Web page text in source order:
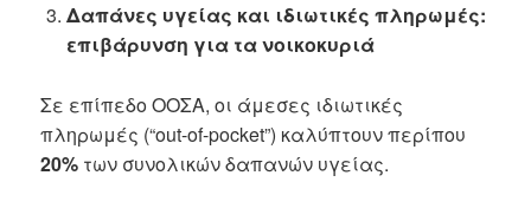
Δαπάνες υγείας και ιδιωτικές πληρωμές:
επιβάρυνση για τα νοικοκυριά
Σε επίπεδο ΟΟΣΑ, οι άμεσες ιδιωτικές
πληρωμές (“out-of-pocket”) καλύπτουν περίπου
20% των συνολικών δαπανών υγείας.